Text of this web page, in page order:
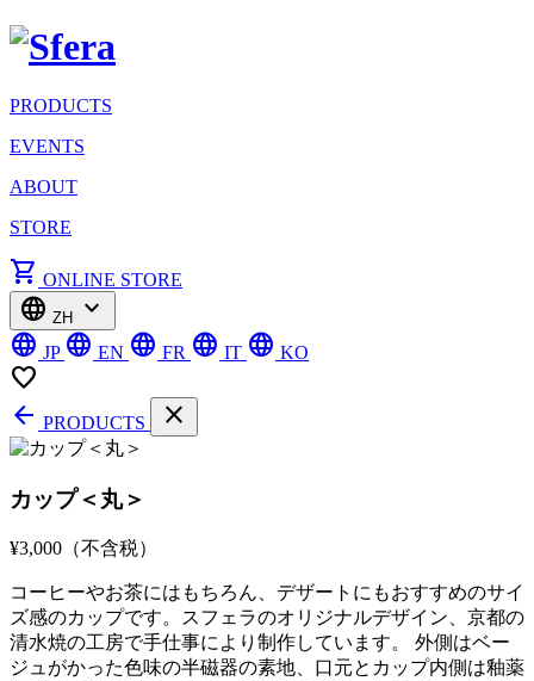
PRODUCTS
EVENTS
ABOUT
STORE
shopping_cart ONLINE STORE
language ZH
expand_more
language JP language EN language FR language IT language KO
favorite_border
arrow_back PRODUCTS close
カップ＜丸＞
¥3,000 （不含税）
コーヒーやお茶にはもちろん、デザートにもおすすめのサイ
ズ感のカップです。スフェラのオリジナルデザイン、京都の
清水焼の工房で手仕事により制作しています。 外側はベー
ジュがかった色味の半磁器の素地、口元とカップ内側は釉薬